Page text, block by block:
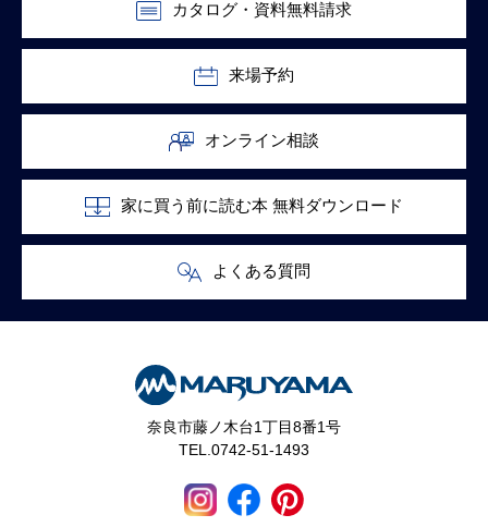
カタログ・資料無料請求
来場予約
オンライン相談
家に買う前に読む本 無料ダウンロード
よくある質問
奈良市藤ノ木台1丁目8番1号
TEL.0742-51-1493